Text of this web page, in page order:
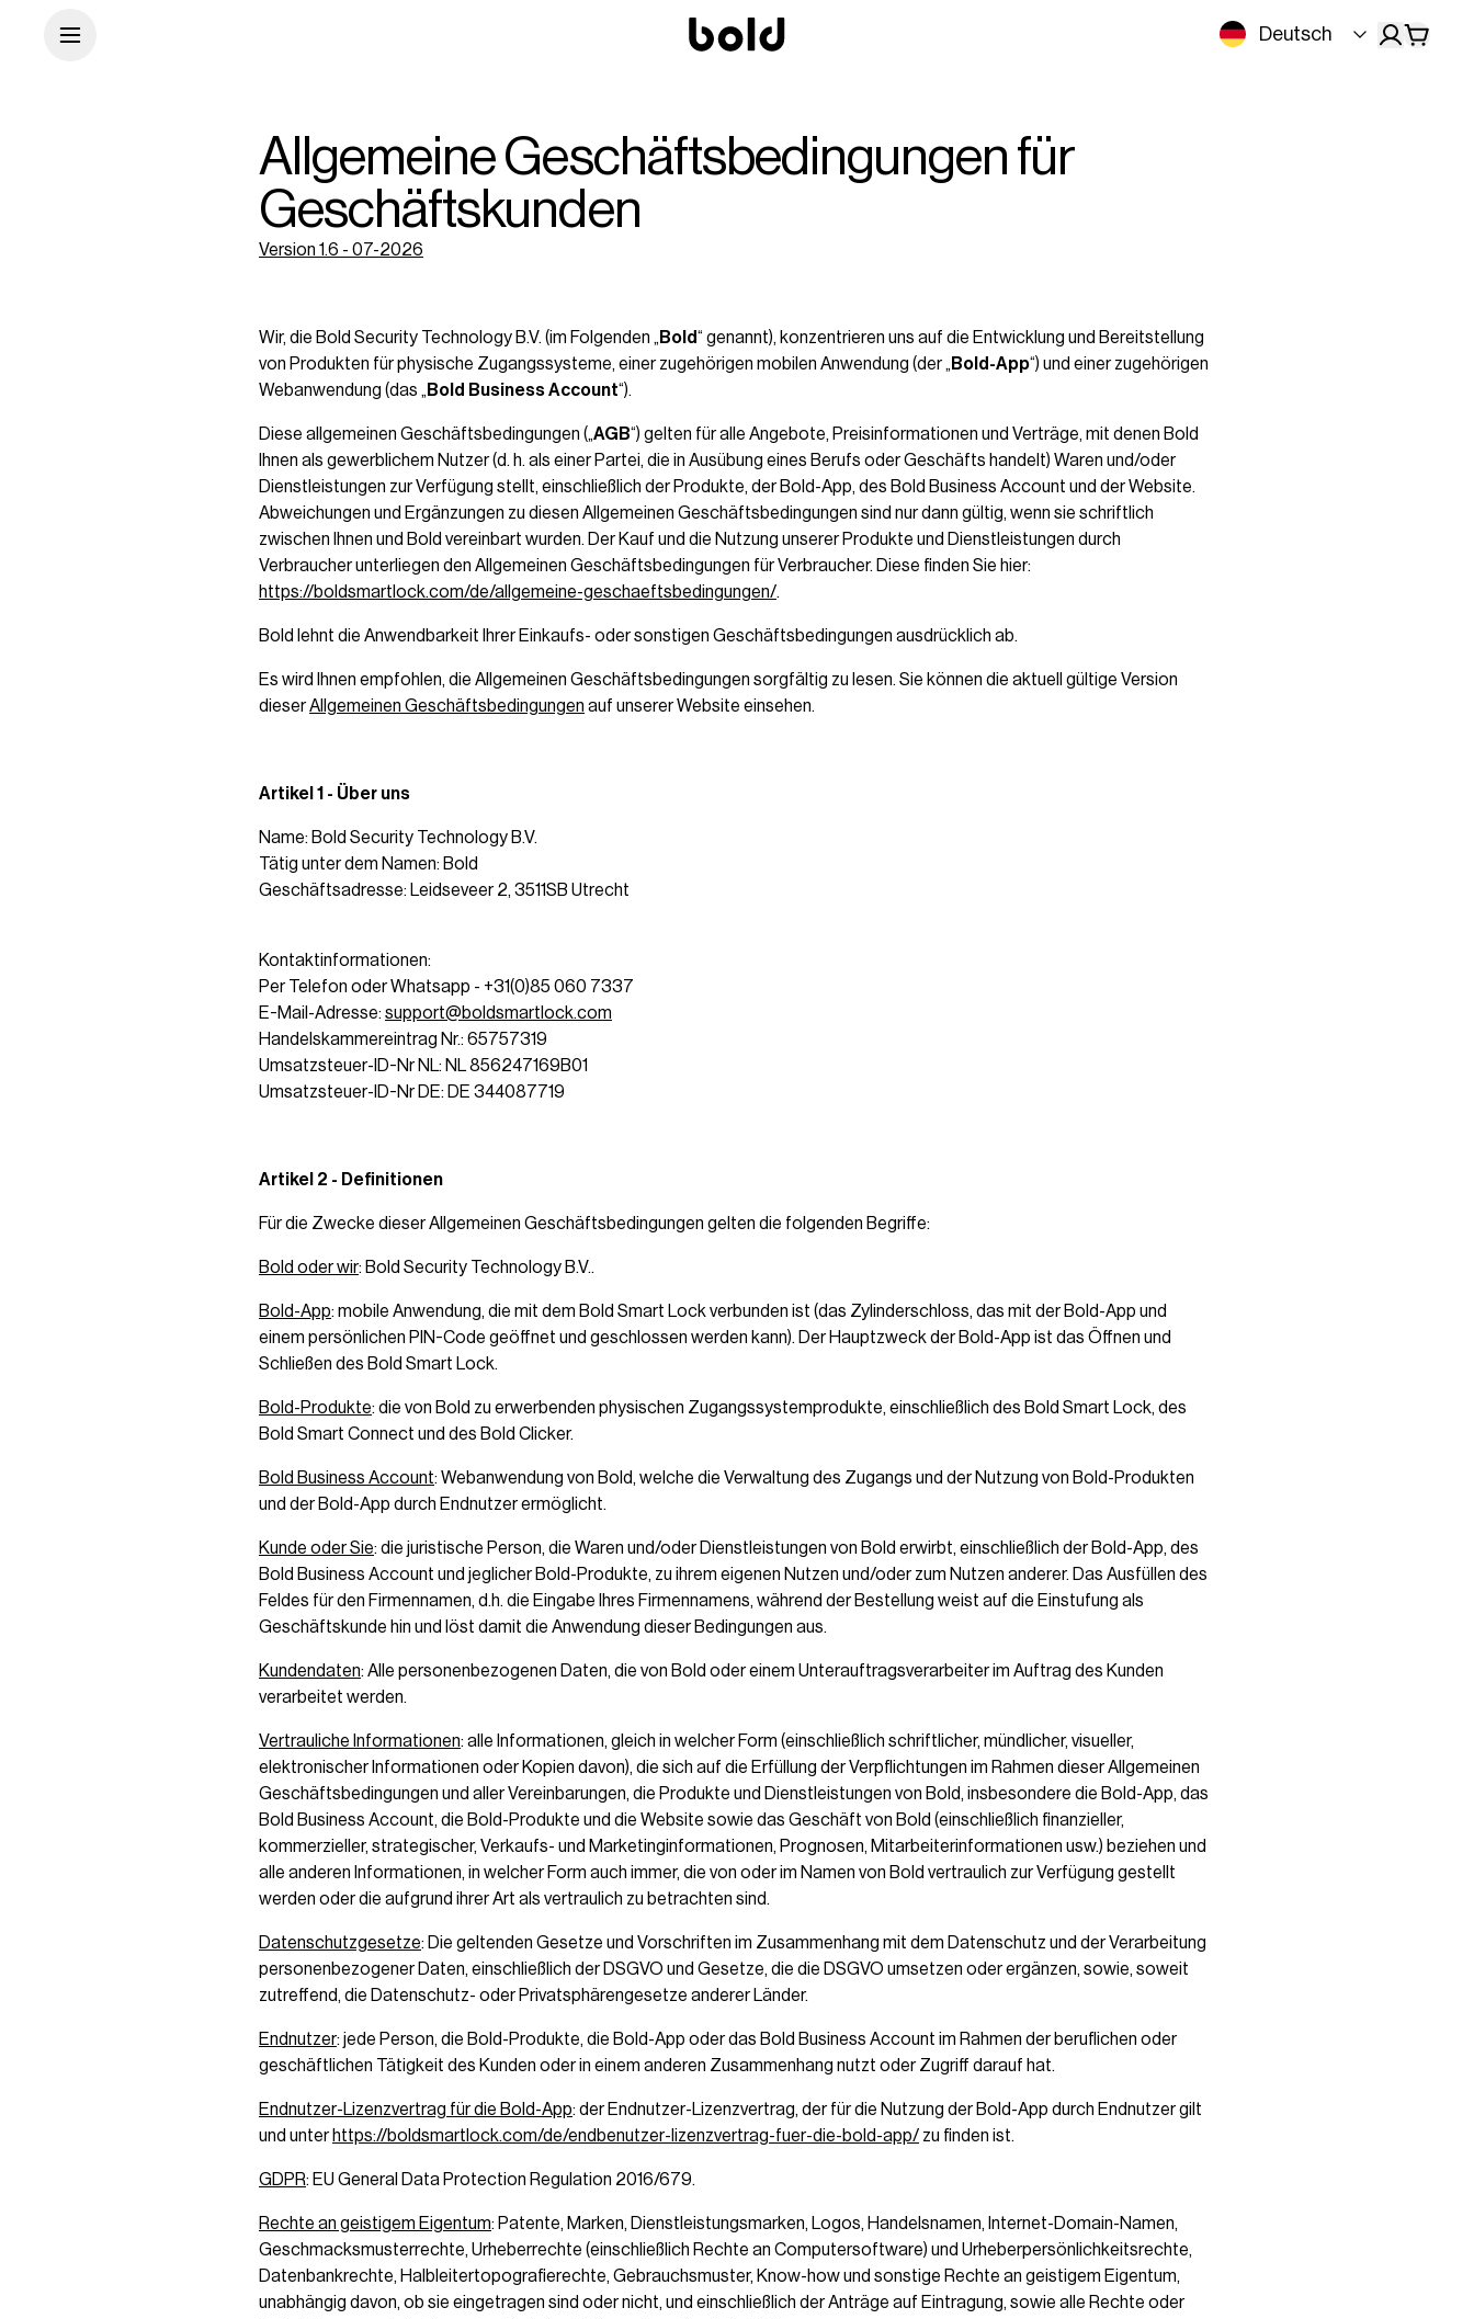
Deutsch
Allgemeine Geschäftsbedingungen für
Geschäftskunden
Version 1.6 - 07-2026
Wir, die Bold Security Technology B.V. (im Folgenden „ Bold“ genannt), konzentrieren uns auf die Entwicklung und Bereitstellung
von Produkten für physische Zugangssysteme, einer zugehörigen mobilen Anwendung (der „ Bold-App“) und einer zugehörigen
Webanwendung (das „ Bold Business Account“).
Diese allgemeinen Geschäftsbedingungen („AGB“) gelten für alle Angebote, Preisinformationen und Verträge, mit denen Bold
Ihnen als gewerblichem Nutzer (d. h. als einer Partei, die in Ausübung eines Berufs oder Geschäfts handelt) Waren und/oder
Dienstleistungen zur Verfügung stellt, einschließlich der Produkte, der Bold-App, des Bold Business Account und der Website.
Abweichungen und Ergänzungen zu diesen Allgemeinen Geschäftsbedingungen sind nur dann gültig, wenn sie schriftlich
zwischen Ihnen und Bold vereinbart wurden. Der Kauf und die Nutzung unserer Produkte und Dienstleistungen durch
Verbraucher unterliegen den Allgemeinen Geschäftsbedingungen für Verbraucher. Diese finden Sie hier:
https://boldsmartlock.com/de/allgemeine-geschaeftsbedingungen/.
Bold lehnt die Anwendbarkeit Ihrer Einkaufs- oder sonstigen Geschäftsbedingungen ausdrücklich ab.
Es wird Ihnen empfohlen, die Allgemeinen Geschäftsbedingungen sorgfältig zu lesen. Sie können die aktuell gültige Version
dieserAllgemeinen Geschäftsbedingungen auf unserer Website einsehen.
Artikel 1 - Über uns
Name: Bold Security Technology B.V.
Tätig unter dem Namen: Bold
Geschäftsadresse: Leidseveer 2, 3511SB Utrecht
Kontaktinformationen:
Per Telefon oder Whatsapp - +31(0)85 060 7337
E-Mail-Adresse: support@boldsmartlock.com
Handelskammereintrag Nr.: 65757319
Umsatzsteuer-ID-Nr NL: NL 856247169B01
Umsatzsteuer-ID-Nr DE: DE 344087719
Artikel 2 - Definitionen
Für die Zwecke dieser Allgemeinen Geschäftsbedingungen gelten die folgenden Begriffe:
Bold oder wir: Bold Security Technology B.V..
Bold-App: mobile Anwendung, die mit dem Bold Smart Lock verbunden ist (das Zylinderschloss, das mit der Bold-App und
einem persönlichen PIN-Code geöffnet und geschlossen werden kann). Der Hauptzweck der Bold-App ist das Öffnen und
Schließen des Bold Smart Lock.
Bold-Produkte: die von Bold zu erwerbenden physischen Zugangssystemprodukte, einschließlich des Bold Smart Lock, des
Bold Smart Connect und des Bold Clicker.
Bold Business Account: Webanwendung von Bold, welche die Verwaltung des Zugangs und der Nutzung von Bold-Produkten
und der Bold-App durch Endnutzer ermöglicht.
Kunde oder Sie: die juristische Person, die Waren und/oder Dienstleistungen von Bold erwirbt, einschließlich der Bold-App, des
Bold Business Account und jeglicher Bold-Produkte, zu ihrem eigenen Nutzen und/oder zum Nutzen anderer. Das Ausfüllen des
Feldes für den Firmennamen, d.h. die Eingabe Ihres Firmennamens, während der Bestellung weist auf die Einstufung als
Geschäftskunde hin und löst damit die Anwendung dieser Bedingungen aus.
Kundendaten: Alle personenbezogenen Daten, die von Bold oder einem Unterauftragsverarbeiter im Auftrag des Kunden
verarbeitet werden.
Vertrauliche Informationen: alle Informationen, gleich in welcher Form (einschließlich schriftlicher, mündlicher, visueller,
elektronischer Informationen oder Kopien davon), die sich auf die Erfüllung der Verpflichtungen im Rahmen dieser Allgemeinen
Geschäftsbedingungen und aller Vereinbarungen, die Produkte und Dienstleistungen von Bold, insbesondere die Bold-App, das
Bold Business Account, die Bold-Produkte und die Website sowie das Geschäft von Bold (einschließlich finanzieller,
kommerzieller, strategischer, Verkaufs- und Marketinginformationen, Prognosen, Mitarbeiterinformationen usw.) beziehen und
alle anderen Informationen, in welcher Form auch immer, die von oder im Namen von Bold vertraulich zur Verfügung gestellt
werden oder die aufgrund ihrer Art als vertraulich zu betrachten sind.
Datenschutzgesetze: Die geltenden Gesetze und Vorschriften im Zusammenhang mit dem Datenschutz und der Verarbeitung
personenbezogener Daten, einschließlich der DSGVO und Gesetze, die die DSGVO umsetzen oder ergänzen, sowie, soweit
zutreffend, die Datenschutz- oder Privatsphärengesetze anderer Länder.
Endnutzer: jede Person, die Bold-Produkte, die Bold-App oder das Bold Business Account im Rahmen der beruflichen oder
geschäftlichen Tätigkeit des Kunden oder in einem anderen Zusammenhang nutzt oder Zugriff darauf hat.
Endnutzer-Lizenzvertrag für die Bold-App: der Endnutzer-Lizenzvertrag, der für die Nutzung der Bold-App durch Endnutzer gilt
und unter https://boldsmartlock.com/de/endbenutzer-lizenzvertrag-fuer-die-bold-app/ zu finden ist.
GDPR: EU General Data Protection Regulation 2016/679.
Rechte an geistigem Eigentum: Patente, Marken, Dienstleistungsmarken, Logos, Handelsnamen, Internet-Domain-Namen,
Geschmacksmusterrechte, Urheberrechte (einschließlich Rechte an Computersoftware) und Urheberpersönlichkeitsrechte,
Datenbankrechte, Halbleitertopografierechte, Gebrauchsmuster, Know-how und sonstige Rechte an geistigem Eigentum,
unabhängig davon, ob sie eingetragen sind oder nicht, und einschließlich der Anträge auf Eintragung, sowie alle Rechte oder